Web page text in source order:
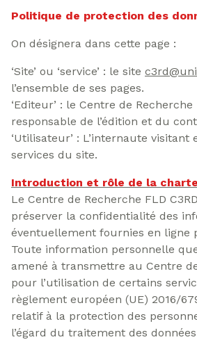
Politique de protection des
On désignera dans cette page :
‘Site’ ou ‘service’ : le site
l’ensemble de ses pages.
‘Editeur’ : le Centre de Recherche
responsable de l’édition et du
‘Utilisateur’ : L’internaute
services du site.
Introduction et rôle de la charte
Le Centre de Recherche FLD
préserver la confidentialité des
éventuellement fournies en ligne
Toute information personnelle
amené à transmettre au Centre
pour l’utilisation de certains
règlement européen (UE) 2016/
relatif à la protection des
l’égard du traitement des